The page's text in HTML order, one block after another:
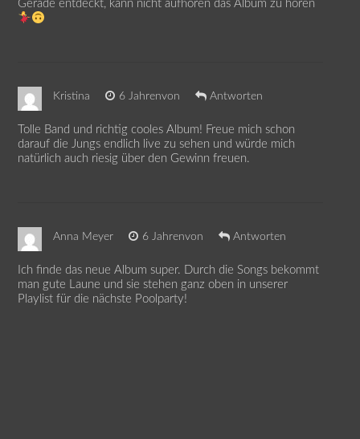
Gerade entdeckt, kann nicht aufhören das Album zu hören
Kristina 6 Jahrenvon Antworten
Tolle Band und richtig cooles Album! Freue mich schon
darauf die Jungs endlich live zu sehen und würde mich
natürlich auch riesig über den Gewinn freuen.
Anna Meyer 6 Jahrenvon Antworten
Ich finde das neue Album super. Durch die Songs bekommt
man gute Laune und sie stehen ganz oben in unserer
Playlist für die nächste Poolparty!